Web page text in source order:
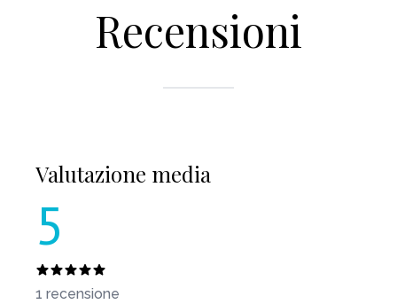
Recensioni
Valutazione media
5
1 recensione